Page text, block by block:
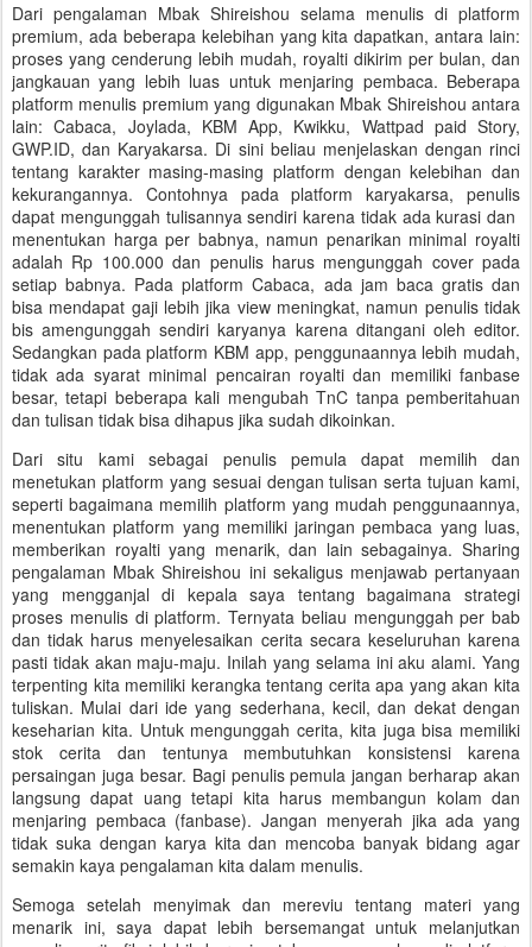
Dari pengalaman Mbak Shireishou selama menulis di platform
premium, ada beberapa kelebihan yang kita dapatkan, antara lain:
proses yang cenderung lebih mudah, royalti dikirim per bulan, dan
jangkauan yang lebih luas untuk menjaring pembaca. Beberapa
platform menulis premium yang digunakan Mbak Shireishou antara
lain: Cabaca, Joylada, KBM App, Kwikku, Wattpad paid Story,
GWP.ID, dan Karyakarsa. Di sini beliau menjelaskan dengan rinci
tentang karakter masing-masing platform dengan kelebihan dan
kekurangannya. Contohnya pada platform karyakarsa, penulis
dapat mengunggah tulisannya sendiri karena tidak ada kurasi dan
menentukan harga per babnya, namun penarikan minimal royalti
adalah Rp 100.000 dan penulis harus mengunggah cover pada
setiap babnya. Pada platform Cabaca, ada jam baca gratis dan
bisa mendapat gaji lebih jika view meningkat, namun penulis tidak
bis amengunggah sendiri karyanya karena ditangani oleh editor.
Sedangkan pada platform KBM app, penggunaannya lebih mudah,
tidak ada syarat minimal pencairan royalti dan memiliki fanbase
besar, tetapi beberapa kali mengubah TnC tanpa pemberitahuan
dan tulisan tidak bisa dihapus jika sudah dikoinkan.
Dari situ kami sebagai penulis pemula dapat memilih dan
menetukan platform yang sesuai dengan tulisan serta tujuan kami,
seperti bagaimana memilih platform yang mudah penggunaannya,
menentukan platform yang memiliki jaringan pembaca yang luas,
memberikan royalti yang menarik, dan lain sebagainya. Sharing
pengalaman Mbak Shireishou ini sekaligus menjawab pertanyaan
yang mengganjal di kepala saya tentang bagaimana strategi
proses menulis di platform. Ternyata beliau mengunggah per bab
dan tidak harus menyelesaikan cerita secara keseluruhan karena
pasti tidak akan maju-maju. Inilah yang selama ini aku alami. Yang
terpenting kita memiliki kerangka tentang cerita apa yang akan kita
tuliskan. Mulai dari ide yang sederhana, kecil, dan dekat dengan
keseharian kita. Untuk mengunggah cerita, kita juga bisa memiliki
stok cerita dan tentunya membutuhkan konsistensi karena
persaingan juga besar. Bagi penulis pemula jangan berharap akan
langsung dapat uang tetapi kita harus membangun kolam dan
menjaring pembaca (fanbase). Jangan menyerah jika ada yang
tidak suka dengan karya kita dan mencoba banyak bidang agar
semakin kaya pengalaman kita dalam menulis.
Semoga setelah menyimak dan mereviu tentang materi yang
menarik ini, saya dapat lebih bersemangat untuk melanjutkan